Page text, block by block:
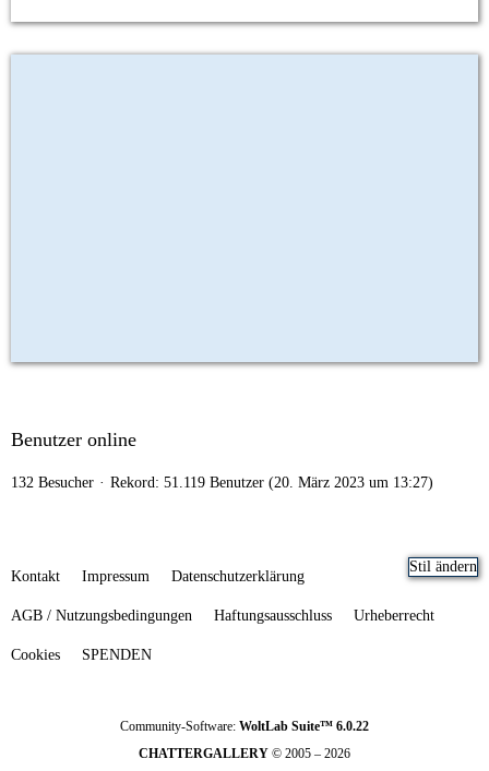
Benutzer online
132 Besucher Rekord: 51.119 Benutzer (20. März 2023 um 13:27)
Stil ändern
Kontakt Impressum Datenschutzerklärung
AGB / Nutzungsbedingungen Haftungsausschluss Urheberrecht
Cookies SPENDEN
Community-Software: WoltLab Suite™ 6.0.22
CHATTERGALLERY © 2005 – 2026